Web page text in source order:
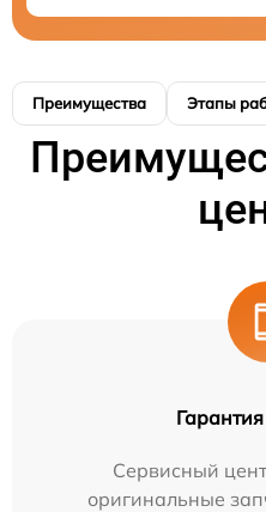
Преимущества Этапы
Сервисный
оригинальные